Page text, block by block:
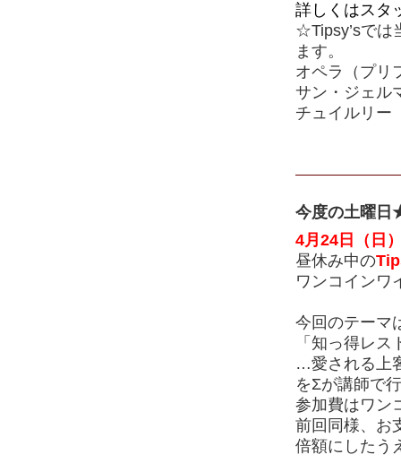
詳しくはスタ
☆Tipsy’sでは
ます。
オペラ（プリ
サン・ジェル
チュイルリー
今度の土曜日
4月24日（日
昼休み中の
ワンコインワ
今回のテーマ
「知っ得レ
…愛される上
をΣが講師で
参加費はワン
前回同様、お
倍額にしたう